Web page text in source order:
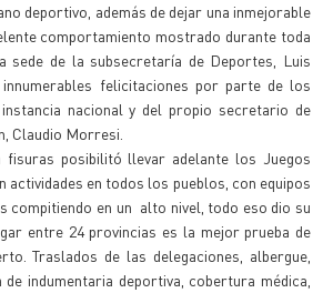
deportivo, además de dejar una inmejorable
comportamiento mostrado durante toda
sede de la subsecretaría de Deportes, Luis
felicitaciones por parte de los
nacional y del propio secretario de
Claudio Morresi.
fisuras posibilitó llevar adelante los Juegos
actividades en todos los pueblos, con equipos
compitiendo en un alto nivel, todo eso dio su
entre 24 provincias es la mejor prueba de
Traslados de las delegaciones, albergue,
indumentaria deportiva, cobertura médica,